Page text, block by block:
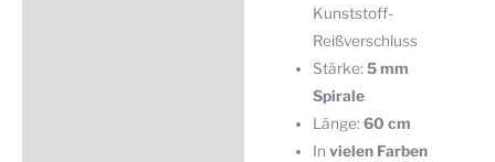
Kunststoff-
Reißverschluss
Stärke: 5 mm
Spirale
Länge: 60 cm
In vielen Farben